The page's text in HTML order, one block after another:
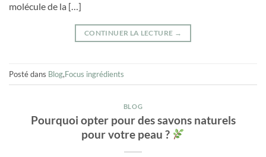
molécule de la […]
CONTINUER LA LECTURE →
Posté dans Blog,Focus ingrédients
BLOG
Pourquoi opter pour des savons naturels
pour votre peau ?